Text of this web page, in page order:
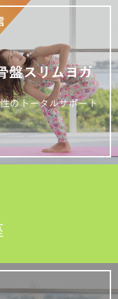
盤スリムヨガ
のトータルサポート